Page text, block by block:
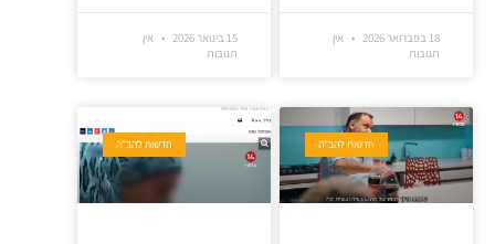
18 בפברואר 2026
אין
תגובות
15 בינואר 2026
אין
תגובות
חדשות להב"ה חדשות להב"ה